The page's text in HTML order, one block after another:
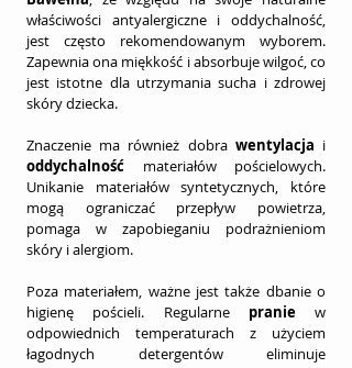
właściwości antyalergiczne i oddychalność,
jest często rekomendowanym wyborem.
Zapewnia ona miękkość i absorbuje wilgoć, co
jest istotne dla utrzymania sucha i zdrowej
skóry dziecka.
Znaczenie ma również dobra wentylacja
oddychalność materiałów pościelowych.
Unikanie materiałów syntetycznych, które
mogą ograniczać przepływ powietrza,
pomaga w zapobieganiu podrażnieniom
skóry i alergiom.
Poza materiałem, ważne jest także dbanie o
higienę pościeli. Regularne pranie w
odpowiednich temperaturach z użyciem
łagodnych detergentów eliminuje